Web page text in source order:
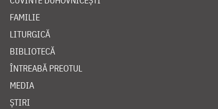
FAMILIE
LITURGICĂ
BIBLIOTECĂ
ÎNTREABĂ PREOTUL
MEDIA
ȘTIRI